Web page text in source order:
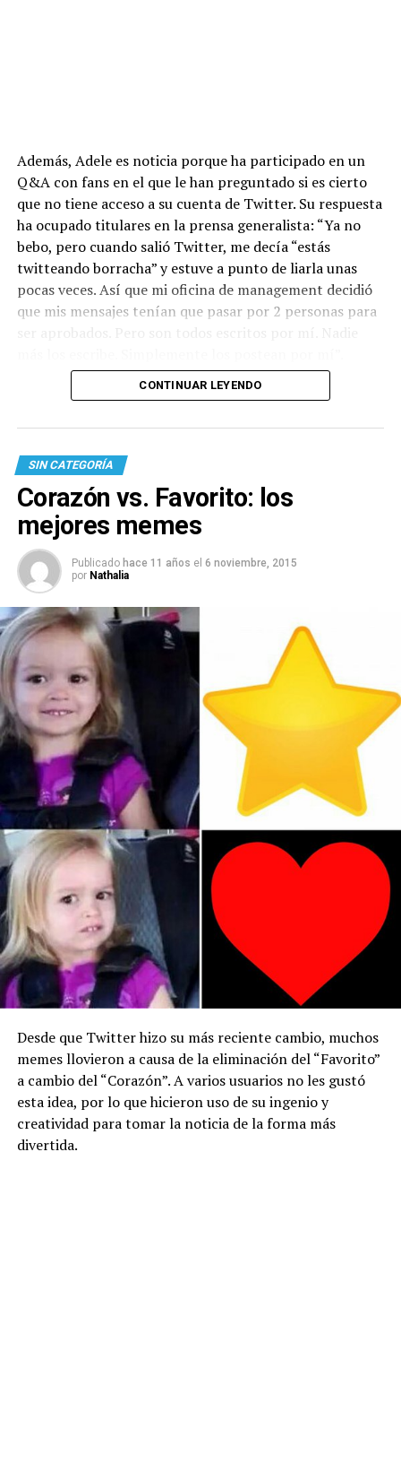
Además, Adele es noticia porque ha participado en un
Q&A con fans en el que le han preguntado si es cierto
que no tiene acceso a su cuenta de Twitter. Su respuesta
ha ocupado titulares en la prensa generalista: “Ya no
bebo, pero cuando salió Twitter, me decía “estás
twitteando borracha” y estuve a punto de liarla unas
pocas veces. Así que mi oficina de management decidió
que mis mensajes tenían que pasar por 2 personas para
CONTINUAR LEYENDO
SIN CATEGORÍA
Corazón vs. Favorito: los
mejores memes
Publicado hace 11 años el 6 noviembre, 2015
por Nathalia
Desde que Twitter hizo su más reciente cambio, muchos
memes llovieron a causa de la eliminación del “Favorito”
a cambio del “Corazón”. A varios usuarios no les gustó
esta idea, por lo que hicieron uso de su ingenio y
creatividad para tomar la noticia de la forma más
divertida.